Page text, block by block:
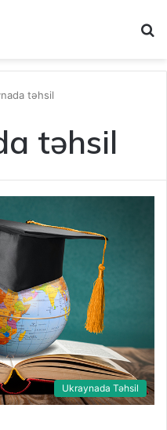
təhsil
təhsil
Ukraynada Təhsil